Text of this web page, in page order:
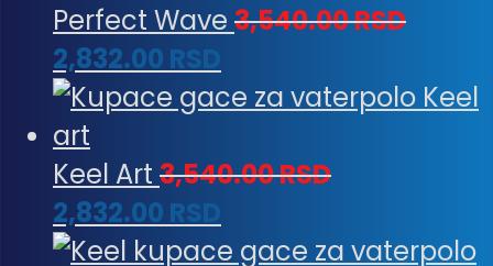
Perfect Wave 3,540.00RSD
2,832.00 RSD
Keel Art 3,540.00RSD
2,832.00 RSD